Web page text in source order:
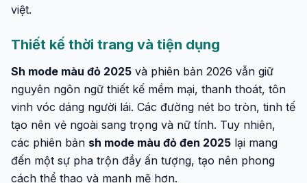
việt.
Thiết kế thời trang và tiện dụng
Sh mode màu đỏ 2025 và phiên bản 2026 vẫn giữ
nguyên ngôn ngữ thiết kế mềm mại, thanh thoát, tôn
vinh vóc dáng người lái. Các đường nét bo tròn, tinh tế
tạo nên vẻ ngoài sang trọng và nữ tính. Tuy nhiên,
các phiên bản sh mode màu đỏ đen 2025 lại mang
đến một sự pha trộn đầy ấn tượng, tạo nên phong
cách thể thao và mạnh mẽ hơn.